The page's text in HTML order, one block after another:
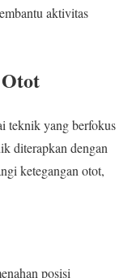
aktivitas
teknik yang berfokus
diterapkan dengan
ketegangan otot,
posisi